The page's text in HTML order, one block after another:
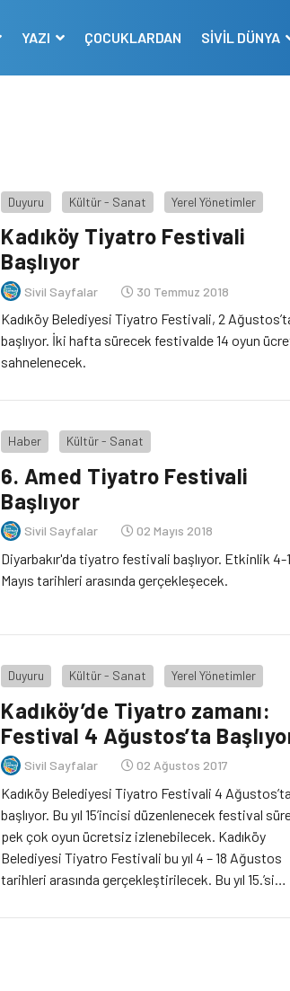
YAZI ÇOCUKLARDAN SİVİL DÜNYA
Duyuru Kültür - Sanat Yerel Yönetimler
Kadıköy Tiyatro Festivali
Başlıyor
Sivil Sayfalar 30 Temmuz 2018
Kadıköy Belediyesi Tiyatro Festivali, 2
başlıyor. İki hafta sürecek festivalde 14 oyun
sahnelenecek.
Haber Kültür - Sanat
6. Amed Tiyatro Festivali
Başlıyor
Sivil Sayfalar 02 Mayıs 2018
Diyarbakır'da tiyatro festivali başlıyor. Etkinlik 4-
Mayıs tarihleri arasında gerçekleşecek.
Duyuru Kültür - Sanat Yerel Yönetimler
Kadıköy’de Tiyatro zamanı:
Festival 4 Ağustos’ta
Sivil Sayfalar 02 Ağustos 2017
Kadıköy Belediyesi Tiyatro Festivali 4 Ağustos’ta
başlıyor. Bu yıl 15’incisi düzenlenecek festival
pek çok oyun ücretsiz izlenebilecek. Kadıköy
Belediyesi Tiyatro Festivali bu yıl 4 – 18 Ağustos
tarihleri arasında gerçekleştirilecek. Bu yıl 15.’si
olarak izlenebilecek. Selamiçeşme Özgürlük